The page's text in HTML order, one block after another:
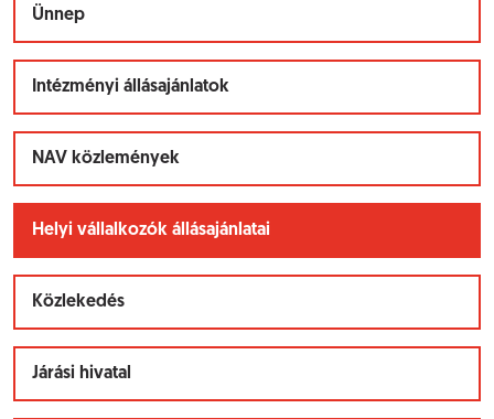
Ünnep
Intézményi állásajánlatok
NAV közlemények
Helyi vállalkozók állásajánlatai
Közlekedés
Járási hivatal